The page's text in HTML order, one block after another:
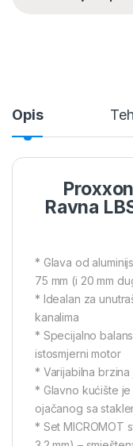
Opis
Ravna
* Glava od
75 mm (i 20 mm
* Idealan za
kanalima
* Specijalno
istosmjerni motor
* Varijabilna
* Glavno kućište
ojačanog sa
* Set MICROMOT